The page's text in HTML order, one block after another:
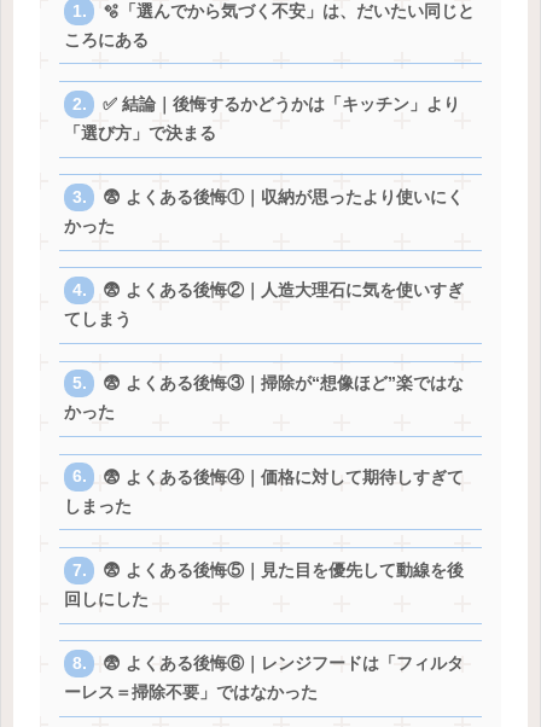
🫧「選んでから気づく不安」は、だいたい同じと
ころにある
✅ 結論｜後悔するかどうかは「キッチン」より
「選び方」で決まる
😨 よくある後悔①｜収納が思ったより使いにく
かった
😨 よくある後悔②｜人造大理石に気を使いすぎ
てしまう
😨 よくある後悔③｜掃除が“想像ほど”楽ではな
かった
😨 よくある後悔④｜価格に対して期待しすぎて
しまった
😨 よくある後悔⑤｜見た目を優先して動線を後
回しにした
😨 よくある後悔⑥｜レンジフードは「フィルタ
ーレス＝掃除不要」ではなかった